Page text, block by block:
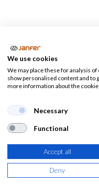
Cascos
Tapones
auditivos
Cascos
Aquí encontrarás una
mostramos desde
anti ruido acoplables
encuentra la protección
We use cookies
We may place these for analysis
show personalised content and to
more information about the
Necessary
Functional
Accept all
Deny